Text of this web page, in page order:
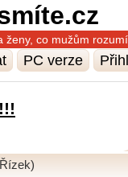
ženy, co mužům rozumí
PC verze